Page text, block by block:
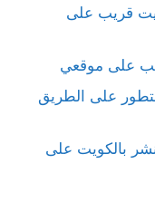
قريب على
على موقعي
على الطريق
بالكويت على